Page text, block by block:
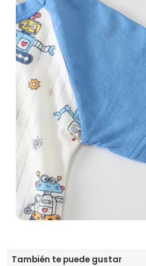
También te puede gustar